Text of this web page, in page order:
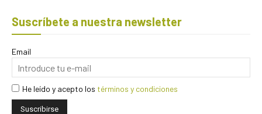
Suscríbete a nuestra newsletter
Email
He leído y acepto los términos y condiciones